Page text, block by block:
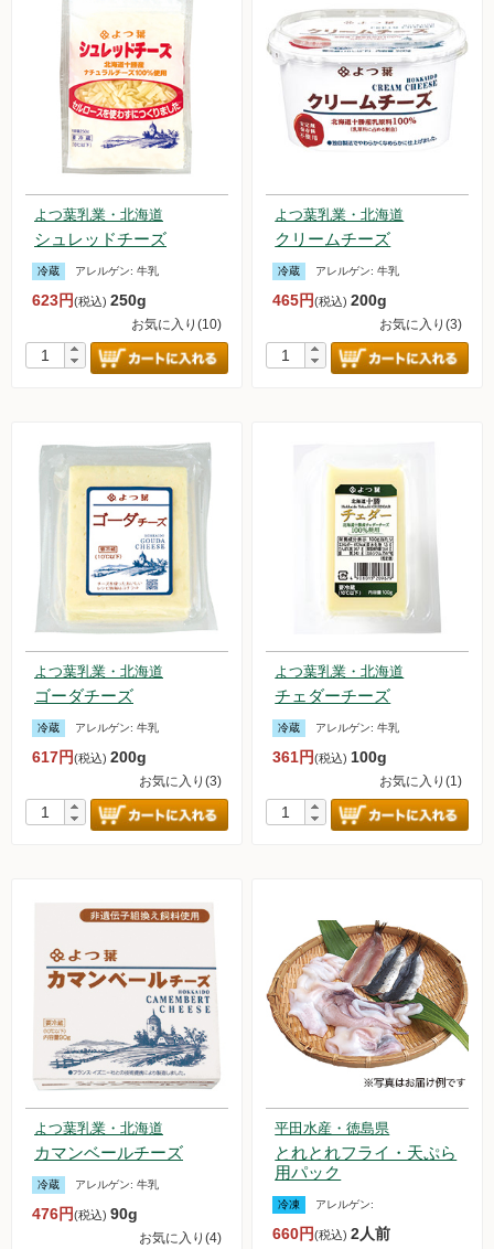
よつ葉乳業・北海道
シュレッドチーズ
冷蔵 アレルゲン: 牛乳
623円(税込) 250g
お気に入り(10)
よつ葉乳業・北海道
クリームチーズ
冷蔵 アレルゲン:牛乳
465円(税込)200g
お気に入り(3)
よつ葉乳業・北海道
ゴーダチーズ
冷蔵 アレルゲン: 牛乳
617円(税込) 200g
お気に入り(3)
よつ葉乳業・北海道
チェダーチーズ
冷蔵 アレルゲン:牛乳
361円(税込) 100g
お気に入り(1)
よつ葉乳業・北海道
カマンベールチーズ
冷蔵 アレルゲン: 牛乳
476円(税込) 90g
お気に入り(4)
平田水産・徳島県
とれとれフライ・天ぷら
用パック
冷凍 アレルゲン:
660円(税込)2人前